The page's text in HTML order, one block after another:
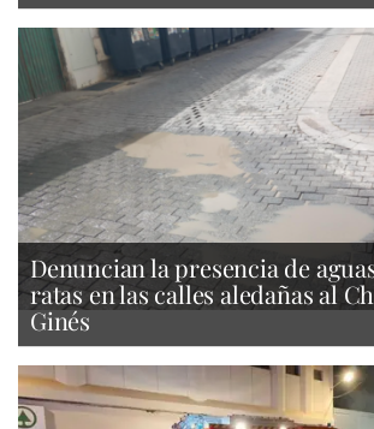
Denuncian la presencia de
ratas en las calles aledañas al
Ginés